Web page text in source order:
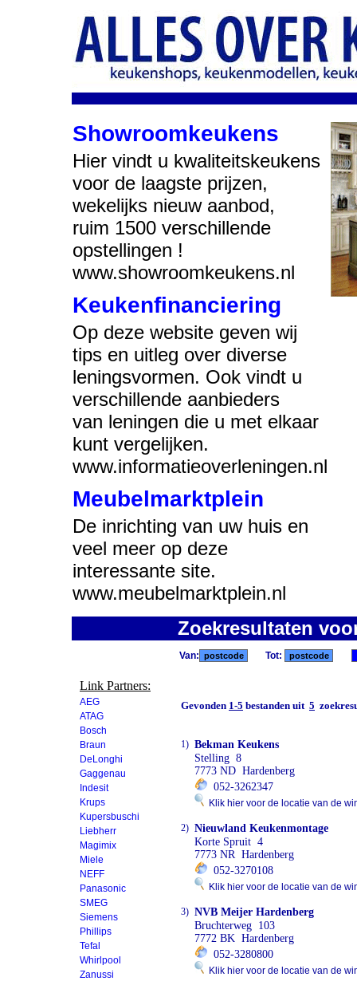
Showroomkeukens
Hier vindt u kwaliteitskeukens
voor de laagste prijzen,
wekelijks nieuw aanbod,
ruim 1500 verschillende
opstellingen !
www.showroomkeukens.nl
Keukenfinanciering
Op deze website geven wij
tips en uitleg over diverse
leningsvormen. Ook vindt u
verschillende aanbieders
van leningen die u met elkaar
kunt vergelijken.
www.informatieoverleningen.nl
Meubelmarktplein
De inrichting van uw huis en
veel meer op deze
interessante site.
www.meubelmarktplein.nl
Zoekresultaten
Link Partners:
AEG
ATAG
Bosch
Braun
DeLonghi
Gaggenau
Indesit
Krups
Kupersbuschi
Liebherr
Magimix
Miele
NEFF
Panasonic
SMEG
Siemens
Phillips
Tefal
Whirlpool
Zanussi
Van: Tot:
Gevonden 1-5 bestanden uit 5
1) Bekman Keukens
Stelling 8
7773 ND Hardenberg
052-3262347
Klik hier voor de locatie van de
2) Nieuwland Keukenmontage
Korte Spruit 4
7773 NR Hardenberg
052-3270108
Klik hier voor de locatie van de
3) NVB Meijer Hardenberg
Bruchterweg 103
7772 BK Hardenberg
052-3280800
Klik hier voor de locatie van de